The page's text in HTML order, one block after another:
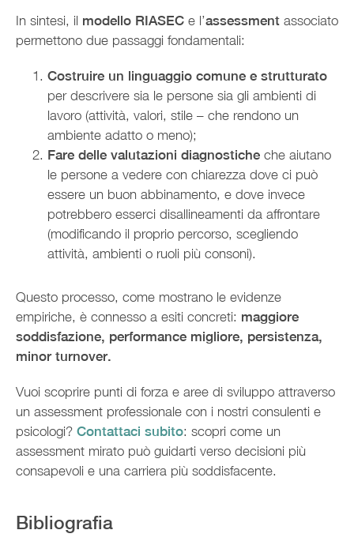
In sintesi, il modello RIASEC e l’assessment associato
permettono due passaggi fondamentali:
Costruire un linguaggio comune e strutturato
per descrivere sia le persone sia gli ambienti di
lavoro (attività, valori, stile – che rendono un
ambiente adatto o meno);
Fare delle valutazioni diagnostiche che aiutano
le persone a vedere con chiarezza dove ci può
essere un buon abbinamento, e dove invece
potrebbero esserci disallineamenti da affrontare
(modificando il proprio percorso, scegliendo
attività, ambienti o ruoli più consoni).
Questo processo, come mostrano le evidenze
empiriche, è connesso a esiti concreti: maggiore
soddisfazione, performance migliore, persistenza,
minor turnover.
Vuoi scoprire punti di forza e aree di sviluppo attraverso
un assessment professionale con i nostri consulenti e
psicologi? Contattaci subito: scopri come un
assessment mirato può guidarti verso decisioni più
consapevoli e una carriera più soddisfacente.
Bibliografia